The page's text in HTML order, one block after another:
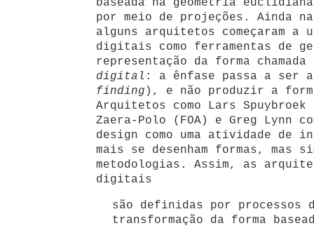
baseada na geometria
por meio de projeções. Ainda
alguns arquitetos começaram
digitais como ferramentas de
representação da forma
digital : a ênfase passa a ser
finding ),
e não produzir a
Arquitetos como Lars
Zaera-Polo (FOA) e Greg Lynn
design como uma atividade de
mais se desenham formas, mas
metodologias. Assim, as
digitais
são definidas por processos
transformação da forma